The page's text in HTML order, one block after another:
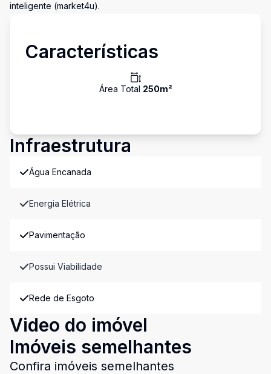
inteligente (market4u).
Características
Área Total 250m²
Infraestrutura
Água Encanada
Energia Elétrica
Pavimentação
Possui Viabilidade
Rede de Esgoto
Video do imóvel
Imóveis semelhantes
Confira imóveis semelhantes